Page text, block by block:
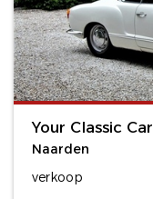
Your Classic Car
Naarden
verkoop